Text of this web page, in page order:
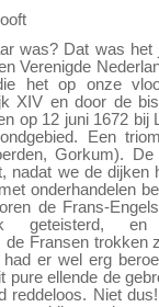
was? Dat was
Verenigde
het op onze
XIV en door de
op 12 juni 1672 bij
Een
Gorkum).
nadat we de dijken
onderhandelen
de Frans-
geteisterd,
de Fransen trokken
er wel erg
pure ellende de
reddeloos. Niet